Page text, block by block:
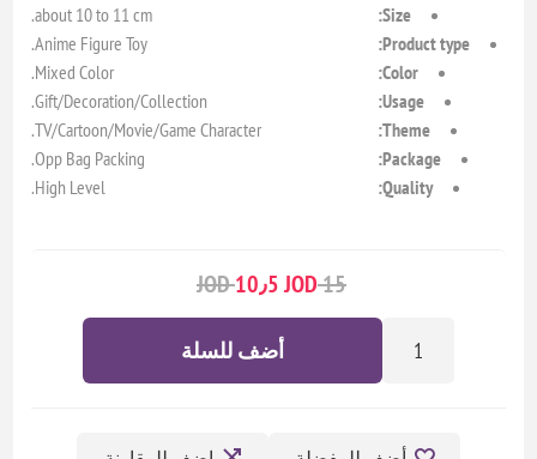
Size:
about 10 to 11 cm.
Product type:
Anime Figure Toy.
Color:
Mixed Color.
Usage:
Gift/Decoration/Collection.
Theme:
TV/Cartoon/Movie/Game Character.
Package:
Opp Bag Packing.
Quality:
High Level.
15 JOD10٫5 JOD
أضف للسلة